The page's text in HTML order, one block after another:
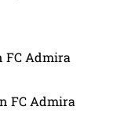
FC Admira
FC Admira